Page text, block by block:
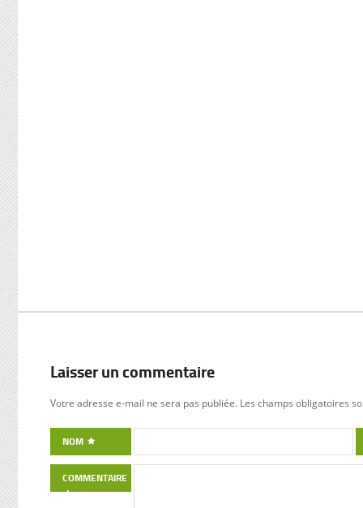
Laisser un commentaire
Votre adresse e-mail ne sera pas publiée. Les champs obligatoires
NOM
COMMENTAIRE